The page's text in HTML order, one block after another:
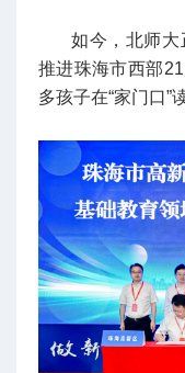
如今，北师大
推进珠海市西部
多孩子在“家门口”